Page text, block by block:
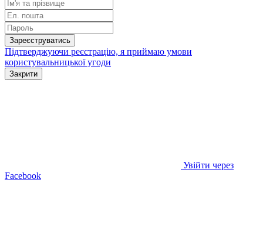
Зареєструватись
Підтверджуючи реєстрацію, я приймаю умови
користувальницької угоди
Закрити
Увійти через
Facebook